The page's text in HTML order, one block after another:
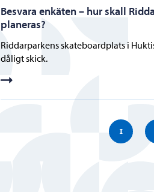
Besvara enkäten – hur skall
planeras?
Riddarparkens skateboardplats i
dåligt skick.
1